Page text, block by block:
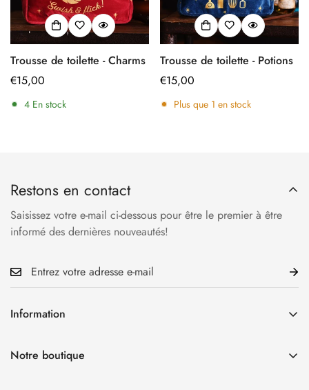
Trousse de toilette - Charms
Prix
régulier
€15,00
4 En stock
Trousse de toilette - Potions
Prix
régulier
€15,00
Plus que 1 en stock
Information
La Boutique
Notre boutique
Restons en contact
Saisissez votre e-mail ci-dessous pour être le premier à être
informé des dernières nouveautés!